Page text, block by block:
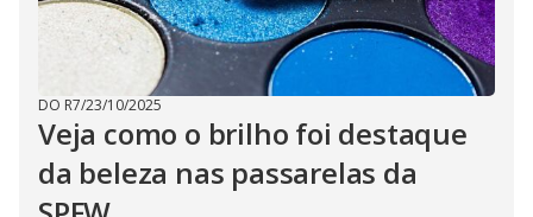
DO R7/23/10/2025
Veja como o brilho foi destaque
da beleza nas passarelas da